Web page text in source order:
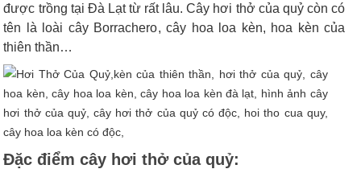
được trồng tại Đà Lạt từ rất lâu. Cây hơi thở của quỷ còn có
tên là
loài cây Borrachero, cây hoa loa kèn, hoa kèn của
thiên thần…
Đặc điểm cây hơi thở của quỷ: